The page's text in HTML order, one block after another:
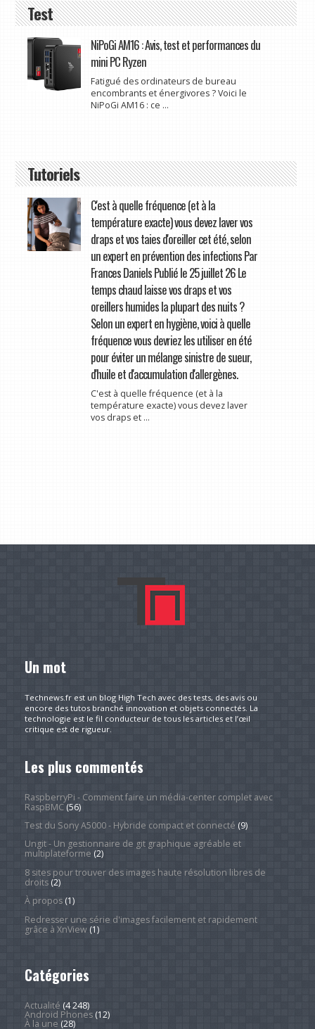
Test
NiPoGi AM16 : Avis, test et performances du
mini PC Ryzen
Fatigué des ordinateurs de bureau
encombrants et énergivores ? Voici le
NiPoGi AM16 : ce ...
Tutoriels
C'est à quelle fréquence (et à la
température exacte) vous devez laver vos
draps et vos taies d'oreiller cet été, selon
un expert en prévention des infections Par
Frances Daniels Publié le 25 juillet 26 Le
temps chaud laisse vos draps et vos
oreillers humides la plupart des nuits ?
Selon un expert en hygiène, voici à quelle
fréquence vous devriez les utiliser en été
pour éviter un mélange sinistre de sueur,
d'huile et d'accumulation d'allergènes.
C'est à quelle fréquence (et à la
température exacte) vous devez laver
vos draps et ...
Un mot
Technews.fr est un blog High Tech avec des tests, des avis ou
encore des tutos branché innovation et objets connectés. La
technologie est le fil conducteur de tous les articles et l’œil
critique est de rigueur.
Les plus commentés
RaspberryPi - Comment faire un média-center complet avec
RaspBMC(56)
Test du Sony A5000 - Hybride compact et connecté (9)
Ungit - Un gestionnaire de git graphique agréable et
multiplateforme (2)
8 sites pour trouver des images haute résolution libres de
droits(2)
À propos(1)
Redresser une série d'images facilement et rapidement
grâce à XnView(1)
Catégories
Actualité (4 248)
Android Phones(12)
À la une (28)